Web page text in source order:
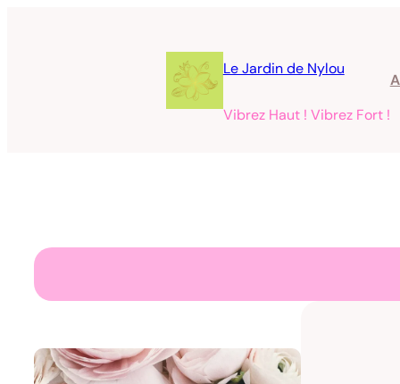
Le Jardin de Nylou
Vibrez Haut ! Vibrez Fort !